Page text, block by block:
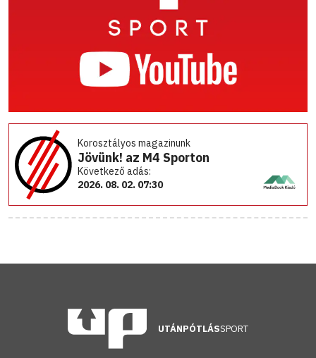
Korosztályos magazinunk
Jövünk! az M4 Sporton
Következő adás:
2026. 08. 02. 07:30
UTÁNPÓTLÁSSPORT